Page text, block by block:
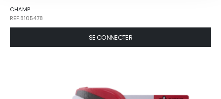
CHAMP
REF.8105478
SE CONNECTER